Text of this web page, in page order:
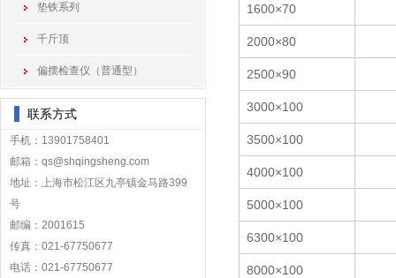
垫铁系列
千斤顶
偏摆检查仪（普通型）
联系方式
手机：13901758401
邮箱：qs@shqingsheng.com
地址：上海市松江区九亭镇金马路399
号
邮编：2001615
传真：021-67750677
电话：021-67750677
1600×70
2000×80
2500×90
3000×100
3500×100
4000×100
5000×100
6300×100
8000×100